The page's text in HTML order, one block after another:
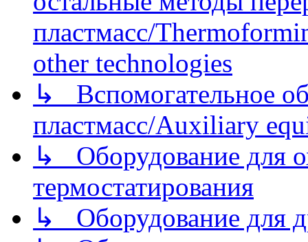
пластмасс/
other technologies
↳ Вспомогательное
пластмасс/Auxiliary
↳ Оборудование для
термостатирования
↳ Оборудование для